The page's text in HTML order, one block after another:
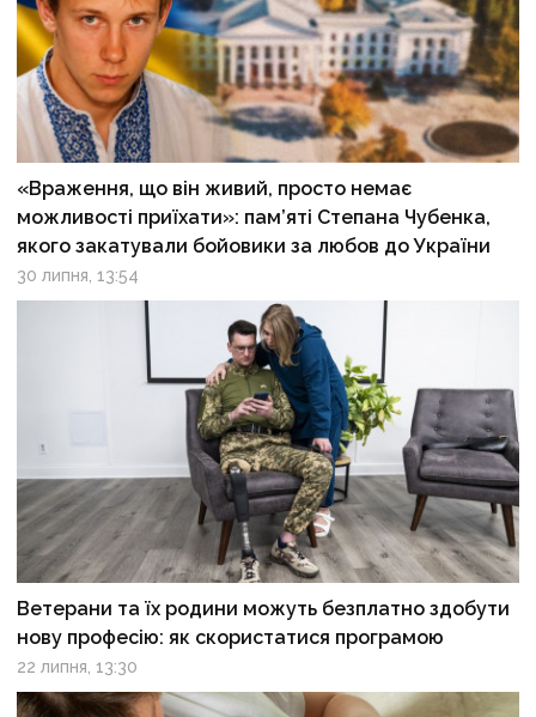
«Враження, що він живий, просто немає
можливості приїхати»: пам’яті Степана Чубенка,
якого закатували бойовики за любов до України
30 липня, 13:54
Ветерани та їх родини можуть безплатно здобути
нову професію: як скористатися програмою
22 липня, 13:30